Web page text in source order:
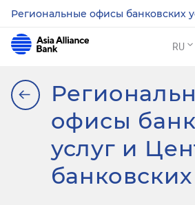
Региональные офисы банковских
RU
офисы
услуг и
банковских